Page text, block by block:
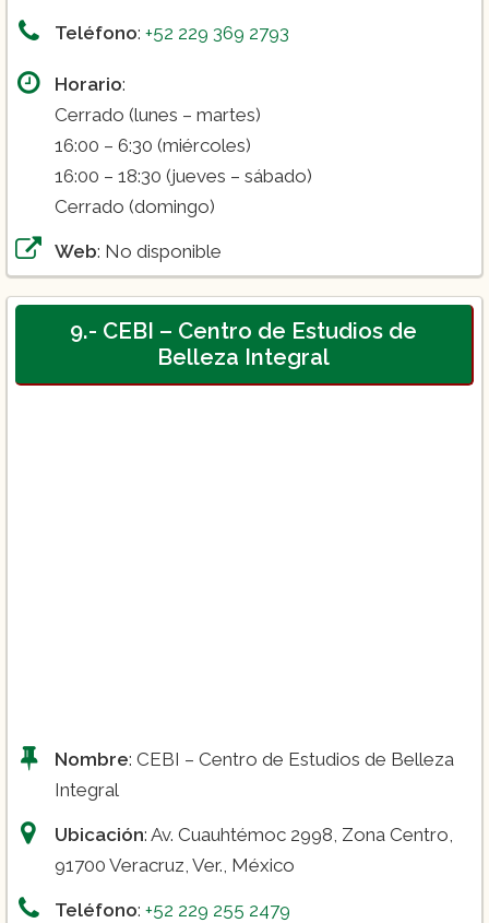
Teléfono: +52 229 369 2793
Horario:
Cerrado (lunes – martes)
16:00 – 6:30 (miércoles)
16:00 – 18:30 (jueves – sábado)
Cerrado (domingo)
Web: No disponible
9.- CEBI – Centro de Estudios de
Belleza Integral
Nombre: CEBI – Centro de Estudios de Belleza
Integral
Ubicación: Av. Cuauhtémoc 2998, Zona Centro,
91700 Veracruz, Ver., México
Teléfono: +52 229 255 2479